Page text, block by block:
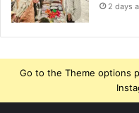
2 days
Go to the Theme options